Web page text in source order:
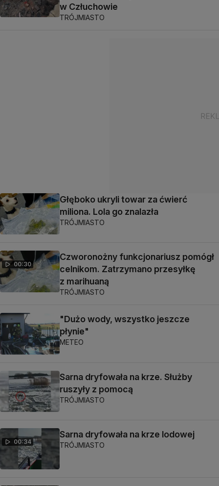
w Człuchowie
TRÓJMIASTO
Głęboko ukryli towar za ćwierć
miliona. Lola go znalazła
TRÓJMIASTO
00:30
Czworonożny funkcjonariusz pomógł
celnikom. Zatrzymano przesyłkę
z marihuaną
TRÓJMIASTO
"Dużo wody, wszystko jeszcze
płynie"
METEO
Sarna dryfowała na krze. Służby
ruszyły z pomocą
TRÓJMIASTO
00:34
Sarna dryfowała na krze lodowej
TRÓJMIASTO